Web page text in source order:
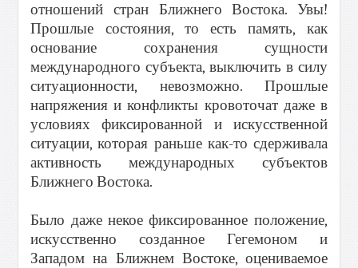
отношений стран Ближнего Востока. Увы!
Прошлые состояния, то есть память, как
основание сохранения сущности
международного субъекта, выключить в силу
ситуационности, невозможно. Прошлые
напряжения и конфликты кровоточат даже в
условиях фиксированной и искусственной
ситуации, которая раньше как-то сдерживала
активность международных субъектов
Ближнего Востока.
Было даже некое фиксированное положение,
искусственно созданное Гегемоном и
Западом на Ближнем Востоке, оцениваемое